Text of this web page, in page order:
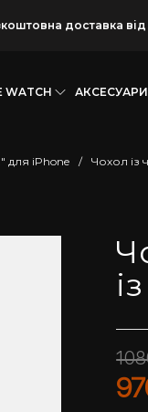
доставка
WATCH АКСЕСУАРИ
для iPhone / Чохол із